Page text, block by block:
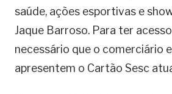
saúde, ações esportivas e
Jaque Barroso. Para ter
necessário que o comerciário
apresentem o Cartão Sesc